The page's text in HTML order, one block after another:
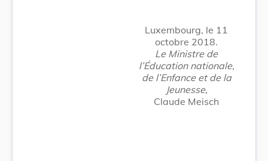
Luxembourg, le 11
octobre 2018.
Le Ministre de
l’Éducation nationale,
de l’Enfance et de la
Jeunesse,
Claude Meisch